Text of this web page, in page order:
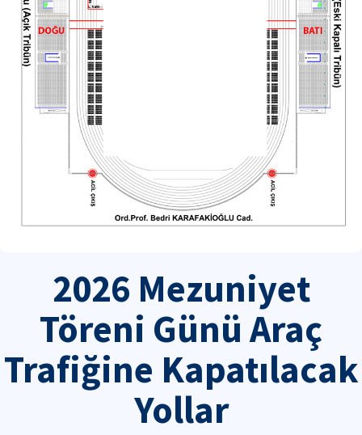
2026 Mezuniyet
Töreni Günü Araç
Trafiğine Kapatılacak
Yollar